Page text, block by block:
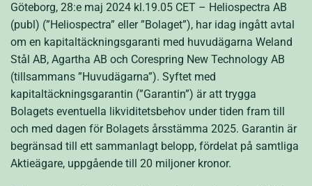
Göteborg, 28:e maj 2024 kl.19.05 CET – Heliospectra AB
(publ) (”Heliospectra” eller ”Bolaget”), har idag ingått avtal
om en kapitaltäckningsgaranti med huvudägarna Weland
Stål AB, Agartha AB och Corespring New Technology AB
(tillsammans ”Huvudägarna”). Syftet med
kapitaltäckningsgarantin (”Garantin”) är att trygga
Bolagets eventuella likviditetsbehov under tiden fram till
och med dagen för Bolagets årsstämma 2025. Garantin är
begränsad till ett sammanlagt belopp, fördelat på samtliga
Aktieägare, uppgående till 20 miljoner kronor.